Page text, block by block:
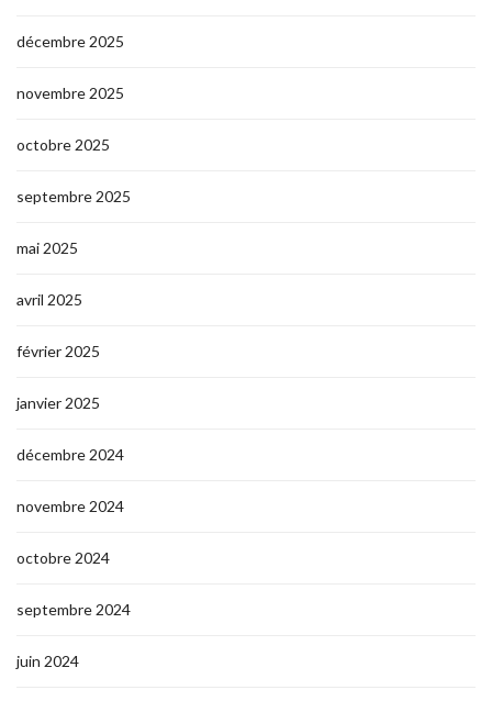
décembre 2025
novembre 2025
octobre 2025
septembre 2025
mai 2025
avril 2025
février 2025
janvier 2025
décembre 2024
novembre 2024
octobre 2024
septembre 2024
juin 2024